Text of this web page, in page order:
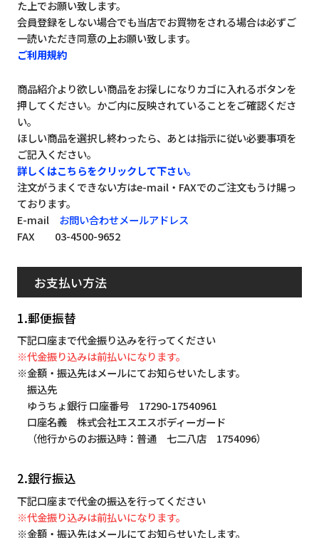
た上でお願い致します。
会員登録をしない場合でも当店でお買物をされる場合は必ずご
一読いただき同意の上お願い致します。
ご利用規約
商品紹介より欲しい商品をお探しになりカゴに入れるボタンを
押してください。かご内に反映されていることをご確認くださ
い。
ほしい商品を選択し終わったら、あとは指示に従い必要事項を
ご記入ください。
詳しくはこちらをクリックして下さい。
注文がうまくできない方はe-mail・FAXでのご注文もうけ賜っ
ております。
E-mail お問い合わせメールアドレス
FAX 03-4500-9652
お支払い方法
1.郵便振替
下記口座まで代金振り込みを行ってください
※代金振り込みは前払いになります。
※金額・振込先はメールにてお知らせいたします。
振込先
ゆうちょ銀行 口座番号 17290-17540961
口座名義 株式会社エスエスボディーガード
（他行からのお振込時：普通 七二八店 1754096）
2.銀行振込
下記口座まで代金の振込を行ってください
※代金振り込みは前払いになります。
※金額・振込先はメールにてお知らせいたします。